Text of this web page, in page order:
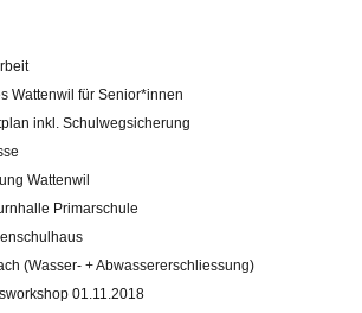
Wattenwil für Senior*innen
inkl. Schulwegsicherung
Wattenwil
Primarschule
(Wasser- + Abwassererschliessung)
01.11.2018